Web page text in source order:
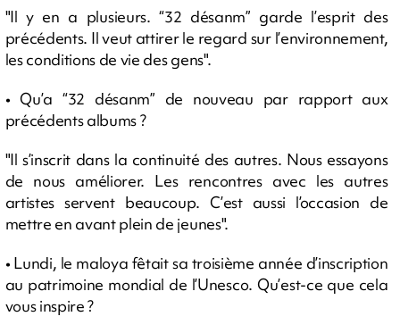
"Il y en a plusieurs. “32 désanm” garde l’esprit des
précédents. Il veut attirer le regard sur l’environnement,
les conditions de vie des gens".
• Qu’a “32 désanm” de nouveau par rapport aux
précédents albums ?
"Il s’inscrit dans la continuité des autres. Nous essayons
de nous améliorer. Les rencontres avec les autres
artistes servent beaucoup. C’est aussi l’occasion de
mettre en avant plein de jeunes".
• Lundi, le maloya fêtait sa troisième année d’inscription
au patrimoine mondial de l’Unesco. Qu’est-ce que cela
vous inspire ?